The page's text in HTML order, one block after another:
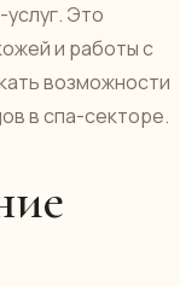
Это
и работы с
возможности
в спа-секторе.